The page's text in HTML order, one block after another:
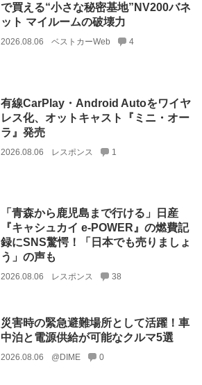
で買える“小さな秘密基地”NV200バネ
ット マイルームの破壊力
2026.08.06 ベストカーWeb 4
有線CarPlay・Android Autoをワイヤ
レス化、オットキャスト『ミニ・オー
ラ』発売
2026.08.06 レスポンス 1
「青森から鹿児島まで行ける」日産
『キャシュカイ e-POWER』の燃費記
録にSNS驚愕！「日本でも売りましょ
う」の声も
2026.08.06 レスポンス 38
災害時の緊急避難場所として活躍！車
中泊と電源供給が可能なクルマ5選
2026.08.06 @DIME 0